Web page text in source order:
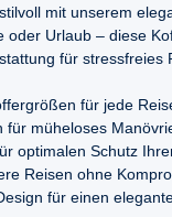
mit unserem
oder Urlaub – diese
für stressfreies
für jede
für müheloses
optimalen Schutz
Reisen ohne
für einen